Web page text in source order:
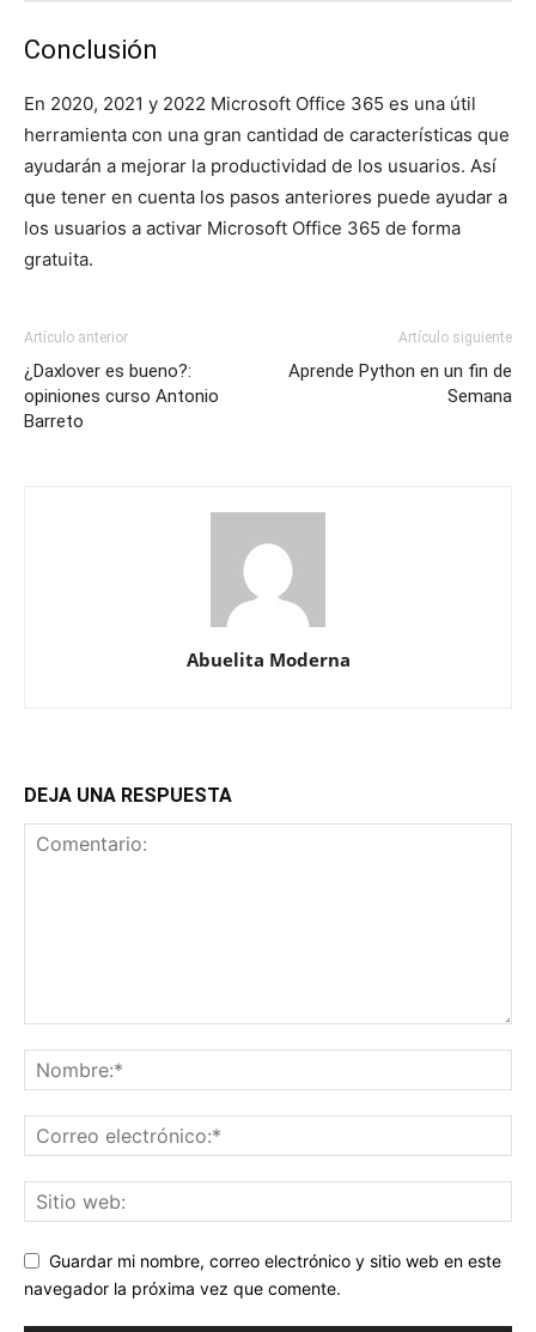
Conclusión
En 2020, 2021 y 2022 Microsoft Office 365 es una útil
herramienta con una gran cantidad de características que
ayudarán a mejorar la productividad de los usuarios. Así
que tener en cuenta los pasos anteriores puede ayudar a
los usuarios a activar Microsoft Office 365 de forma
gratuita.
Artículo anterior
¿Daxlover es bueno?:
opiniones curso Antonio
Barreto
Artículo siguiente
Aprende Python en un fin de
Semana
Abuelita Moderna
DEJA UNA RESPUESTA
Guardar mi nombre, correo electrónico y sitio web en este
navegador la próxima vez que comente.